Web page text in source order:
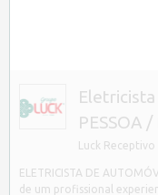
PESSOA /
Luck Receptivo
ELETRICISTA DE
de um profissional